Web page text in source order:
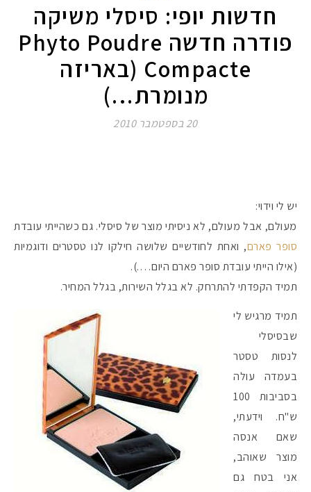
חדשות יופי: סיסלי משיקה
פודרה חדשה Phyto Poudre
Compacte (באריזה
מנומרת…)
20 בספטמבר 2010
יש לי וידוי:
מעולם, אבל מעולם, לא ניסיתי מוצר של סיסלי. גם כשהייתי עובדת
סופר פארם, ואחת לחודשיים שלושה חילקו לנו טסטרים ודוגמיות
(אילו הייתי עובדת סופר פארם היום….).
תמיד הקפדתי להתרחק. לא בגלל השירות, בגלל המחיר.
תמיד מרגיש לי
שבסיסלי
לנסות טסטר
בעמדה עולה
בסביבות 100
ש"ח. וידעתי,
שאם אנסה
מוצר שאוהב,
אני בטח גם